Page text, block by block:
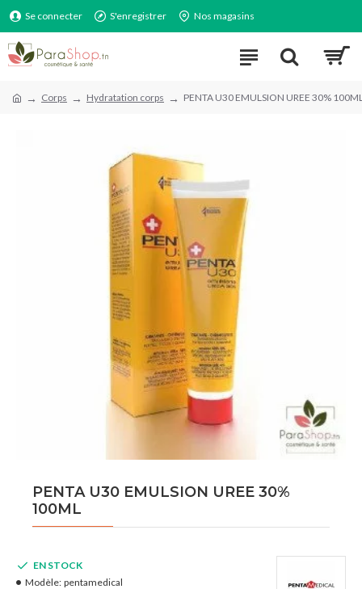
Se connecter S'enregistrer Nos magasins
Corps Hydratation corps PENTA U30 EMULSION UREE 30%
PENTA U30 EMULSION UREE 30%
100ML
EN STOCK
Modèle: pentamedical